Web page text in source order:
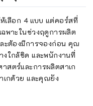
เลือก 4 แบบ แต่คอร์สที่
ฉพาะในช่วงฤดูการผลิต
ะต้องมีการจองก่อน คุณ
ใกล้ชิด และพนักงานที่
สตร์และการผลิตสาเก
เกด้วย และคุณยัง